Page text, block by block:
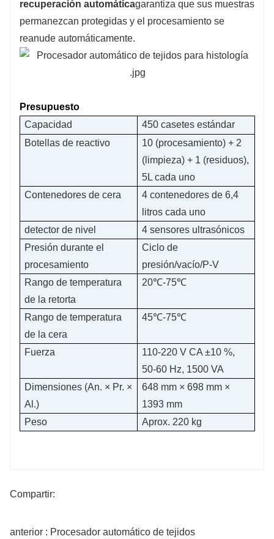
recuperación automáticagarantiza que sus muestras
permanezcan protegidas y el procesamiento se
reanude automáticamente.
Presupuesto
Capacidad
450 casetes estándar
Botellas de reactivo
10 (procesamiento) + 2
(limpieza) + 1 (residuos),
5L cada uno
Contenedores de cera
4 contenedores de 6,4
litros cada uno
detector de nivel
4 sensores ultrasónicos
Presión durante el
procesamiento
Ciclo de
presión/vacío/P-V
Rango de temperatura
de la retorta
20℃-75℃
Rango de temperatura
de la cera
45℃-75℃
Fuerza
110-220 V CA ±10 %,
50-60 Hz, 1500 VA
Dimensiones (An. × Pr. ×
Al.)
648 mm × 698 mm ×
1393 mm
Peso
Aprox. 220 kg
Compartir:
anterior : Procesador automático de tejidos